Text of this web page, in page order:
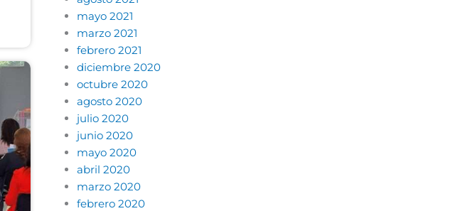
mayo 2021
marzo 2021
febrero 2021
diciembre 2020
octubre 2020
agosto 2020
julio 2020
junio 2020
mayo 2020
abril 2020
marzo 2020
febrero 2020